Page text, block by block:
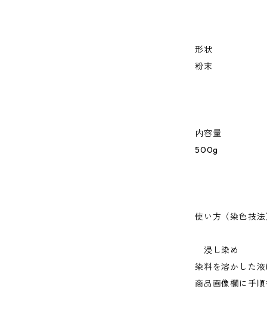
形状
粉末
内容量
500g
使い方（染色技法
浸し染め
染料を溶かした
商品画像欄に手